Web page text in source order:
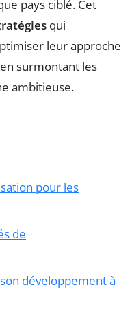
pays ciblé. Cet
qui
leur approche
surmontant les
ambitieuse.
pour les
de
développement à